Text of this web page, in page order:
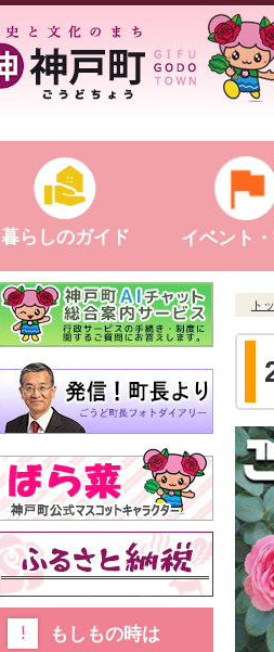
暮らしのガイド イベント
ト
もしもの時は